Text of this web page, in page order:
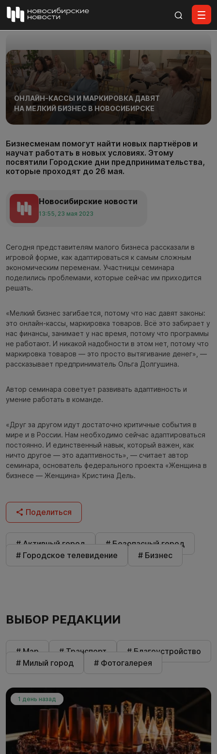
ОНЛАЙН-КАССЫ И МАРКИРОВКА ДАВЯТ
НА МЕЛКИЙ БИЗНЕС В НОВОСИБИРСКЕ
Бизнесменам помогут найти новых партнёров и
научат работать в новых условиях. Этому
посвятили Городские дни предпринимательства,
которые проходят до 26 мая.
Новосибирские новости
13:55, 23 мая 2023
Сегодня представителям малого бизнеса рассказали в
игровой форме, как адаптироваться к самым сложным
экономическим переменам. Участницы семинара
поделились проблемами, которые сейчас им приходится
решать.
«Мелкий бизнес загибается, потому что нас давят законы:
это онлайн-кассы, маркировка товаров. Всё это забирает у
нас финансы, занимает у нас время, потому что программы
не работают. И никакой надобности в этом нет, потому что
маркировка товаров — это просто вытягивание денег», —
рассказывает предприниматель Ольга Долгушина.
Автор семинара советует развивать адаптивность и
умение работать в команде.
«Друг за другом идут достаточно критичные события в
мире и в России. Нам необходимо сейчас адаптироваться
постоянно. И единственный навык, который важен, как
ничто другое — это адаптивность», — считает автор
семинара, основатель федерального проекта «Женщина в
бизнесе — Женщина» Кристина Дель.
Поделиться
# Активный город
# Безопасный город
# Городское телевидение
# Бизнес
ВЫБОР РЕДАКЦИИ
# Мэр # Транспорт
# Благоустройство
# Милый город
# Фотогалерея
1 день назад